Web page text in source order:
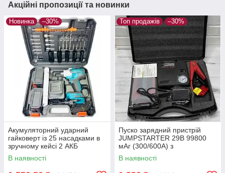
Акційні пропозиції та новинки
Новинка –30%
Акумуляторний ударний
гайковерт із 25 насадками в
зручному кейсі 2 АКБ
В наявності
Топ продажів –30%
Пуско зарядний пристрій
JUMPSTARTER 29B 99800
мАг (300/600А) з
компресором
В наявності